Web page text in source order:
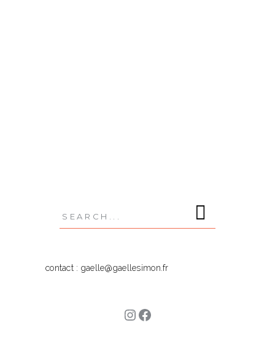
Search
for:
contact : gaelle@gaellesimon.fr
Instagram
Facebook